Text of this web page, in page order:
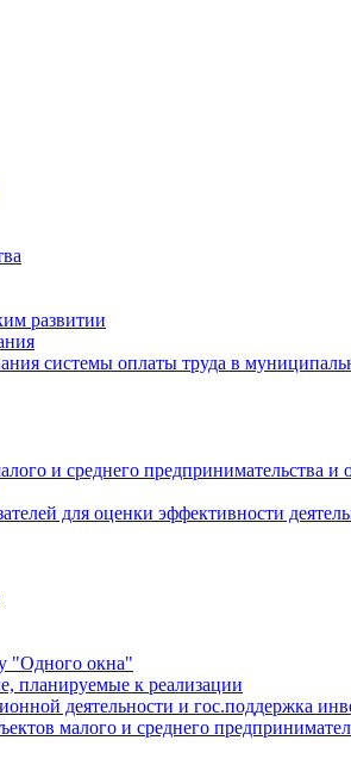
развитии
системы оплаты труда в
и среднего предпринимательства
для оценки эффективности
"Oдного окна"
планируемые к реализации
деятельности и гос.поддержка
малого и среднего